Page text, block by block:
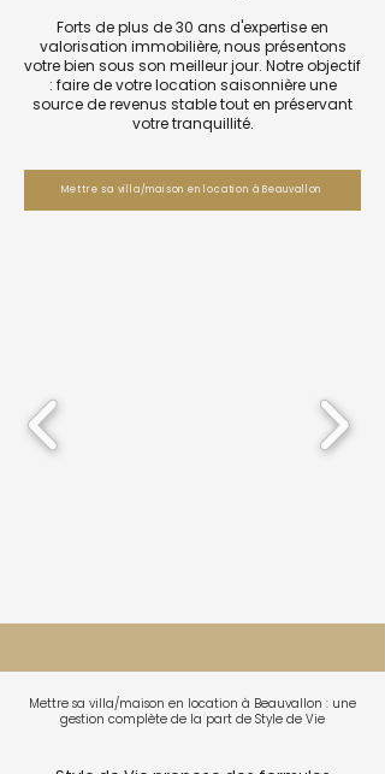
Forts de plus de 30 ans d'expertise en
valorisation immobilière, nous présentons
votre bien sous son meilleur jour. Notre objectif
: faire de votre location saisonnière une
source de revenus stable tout en préservant
votre tranquillité.
Mettre sa villa/maison en location à Beauvallon
Mettre sa villa/maison en location à Beauvallon : une
gestion complète de la part de Style de Vie